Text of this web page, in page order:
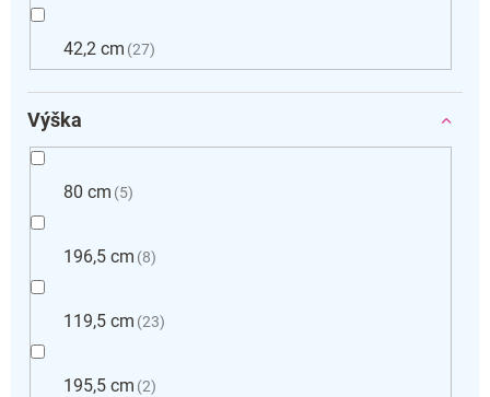
42,2 cm 27
Výška
80 cm 5
196,5 cm 8
119,5 cm 23
195,5 cm 2